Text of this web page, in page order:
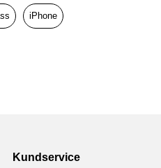
Svart
plast
iPhone
Kundservice